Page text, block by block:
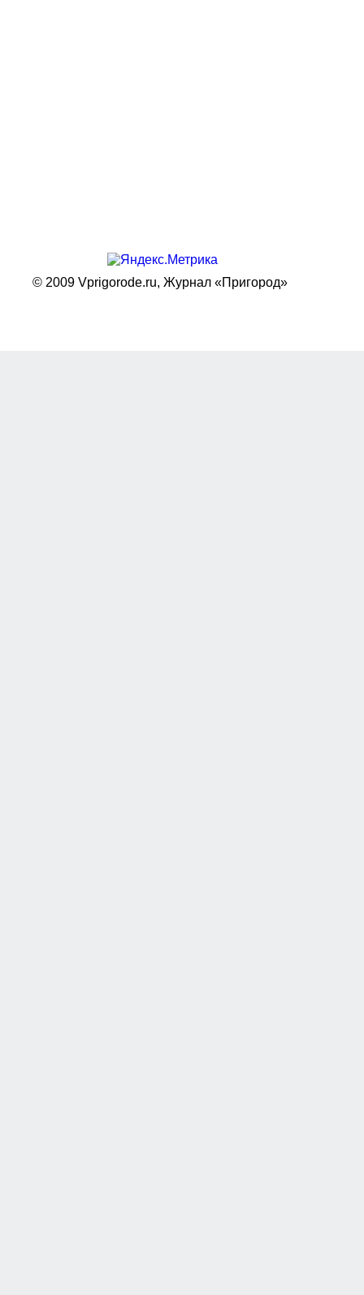
© 2009 Vprigorode.ru, Журнал «Пригород»